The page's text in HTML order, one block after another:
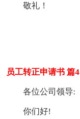
敬礼！
员工转正申请书 篇4
各位公司领导:
你们好!